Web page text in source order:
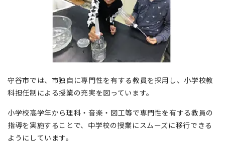
守谷市では、市独自に専門性を有する教員を採用し、小学校教
科担任制による授業の充実を図っています。
小学校高学年から理科・音楽・図工等で専門性を有する教員の
指導を実施することで、中学校の授業にスムーズに移行できる
ようにしています。